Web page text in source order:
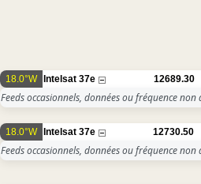
18.0°W Intelsat 37e 12689.30
Feeds occasionnels, données ou fréquence non
18.0°W Intelsat 37e 12730.50
Feeds occasionnels, données ou fréquence non